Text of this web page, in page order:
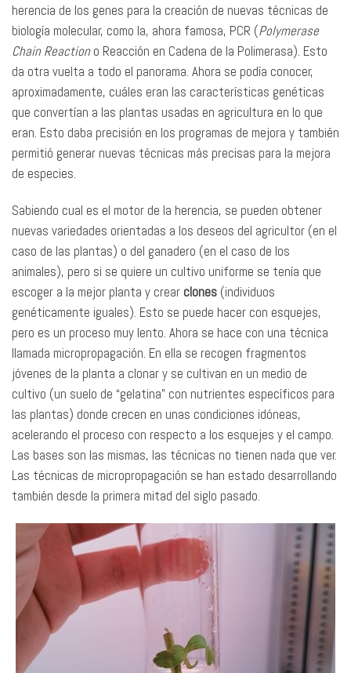
herencia de los genes para la creación de nuevas técnicas de
biología molecular, como la, ahora famosa, PCR (Polymerase
Chain Reactiono Reacción en Cadena de la Polimerasa). Esto
da otra vuelta a todo el panorama. Ahora se podía conocer,
aproximadamente, cuáles eran las características genéticas
que convertían a las plantas usadas en agricultura en lo que
eran. Esto daba precisión en los programas de mejora y también
permitió generar nuevas técnicas más precisas para la mejora
de especies.
Sabiendo cual es el motor de la herencia, se pueden obtener
nuevas variedades orientadas a los deseos del agricultor (en el
caso de las plantas) o del ganadero (en el caso de los
animales), pero si se quiere un cultivo uniforme se tenía que
escoger a la mejor planta y crear clones (individuos
genéticamente iguales). Esto se puede hacer con esquejes,
pero es un proceso muy lento. Ahora se hace con una técnica
llamada micropropagación. En ella se recogen fragmentos
jóvenes de la planta a clonar y se cultivan en un medio de
cultivo (un suelo de “gelatina” con nutrientes específicos para
las plantas) donde crecen en unas condiciones idóneas,
acelerando el proceso con respecto a los esquejes y el campo.
Las bases son las mismas, las técnicas no tienen nada que ver.
Las técnicas de micropropagación se han estado desarrollando
también desde la primera mitad del siglo pasado.